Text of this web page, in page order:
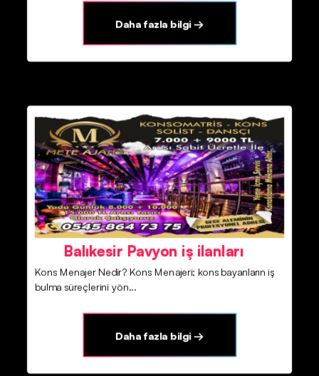
Daha fazla bilgi →
Balıkesir Pavyon iş ilanları
Kons Menajer Nedir? Kons Menajeri; kons bayanların iş
bulma süreçlerini yön...
Daha fazla bilgi →